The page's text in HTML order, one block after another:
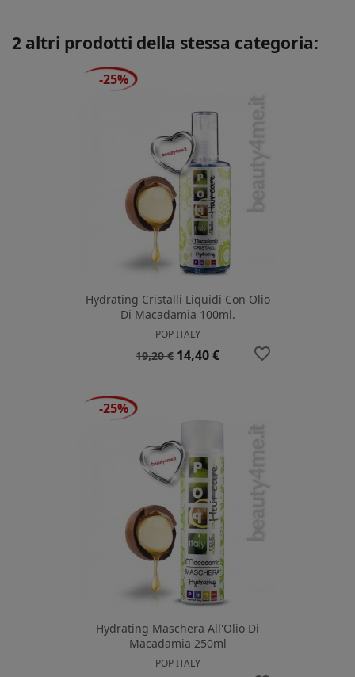
2 altri prodotti della stessa categoria:
Hydrating Cristalli Liquidi Con Olio
Di Macadamia 100ml.
POP ITALY
Prezzo
19,20 € Prezzo
14,40 €
-25%
favorite_border
Hydrating Maschera All'Olio Di
Macadamia 250ml
POP ITALY
-25%